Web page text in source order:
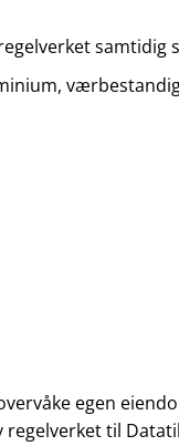
egen
regelverket til